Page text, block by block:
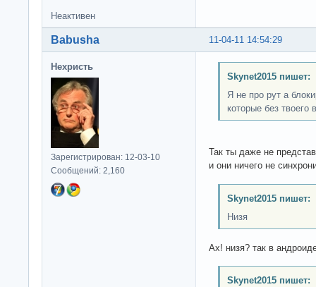
Неактивен
11-04-11 14:54:29
Babusha
Нехристь
Зарегистрирован: 12-03-10
Сообщений: 2,160
Skynet2015 пишет:
Я не про рут а
которые без твоего
Так ты даже не
и они ничего не
Skynet2015 пишет:
Низя
Ах! низя? так в
Skynet2015 пишет: